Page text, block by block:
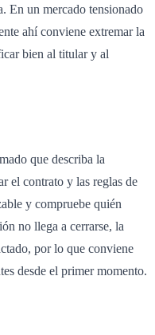
En un mercado tensionado
ahí conviene extremar la
bien al titular y al
que describa la
el contrato y las reglas de
y compruebe quién
no llega a cerrarse, la
por lo que conviene
desde el primer momento.